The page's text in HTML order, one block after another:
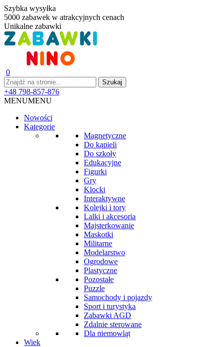
Szybka wysyłka
5000 zabawek w atrakcyjnych cenach
Unikalne zabawki
0
+48 798-857-876
MENUMENU
Nowości
Kategorie
Magnetyczne
Do kąpieli
Do szkoły
Edukacyjne
Figurki
Gry
Klocki
Interaktywne
Kolejki i tory
Lalki i akcesoria
Majsterkowanie
Maskotki
Militarne
Modelarstwo
Ogrodowe
Plastyczne
Pozostałe
Puzzle
Samochody i pojazdy
Sport i turystyka
Zabawki AGD
Zdalnie sterowane
Dla niemowląt
Wiek